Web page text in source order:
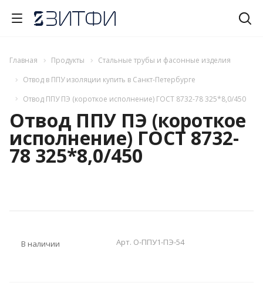
Главная Продукты
Стальные трубы и фасонные изделия
Отвод в ППУ изоляции купить в Санкт-Петербурге
Отвод ППУ ПЭ (короткое исполнение) ГОСТ 8732-78 325*8,0/450
Отвод ППУ ПЭ (короткое
исполнение) ГОСТ 8732-
78 325*8,0/450
В наличии Арт. О-ППУ1-ПЭ-54